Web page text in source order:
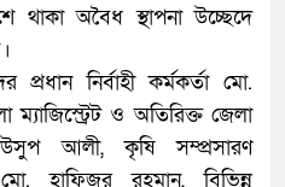
থাকা অবৈধ স্থাপনা উচ্ছেদে
নির্বাহী কর্মকর্তা মো.
ম্যাজিস্ট্রেট ও অতিরিক্ত জেলা
আলী, কৃষি সম্প্রসারণ
হাফিজুর রহমান, বিভিন্ন